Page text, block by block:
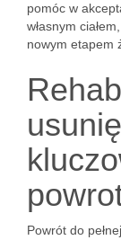
pomóc w
własnym
nowym etapem
Powrót do